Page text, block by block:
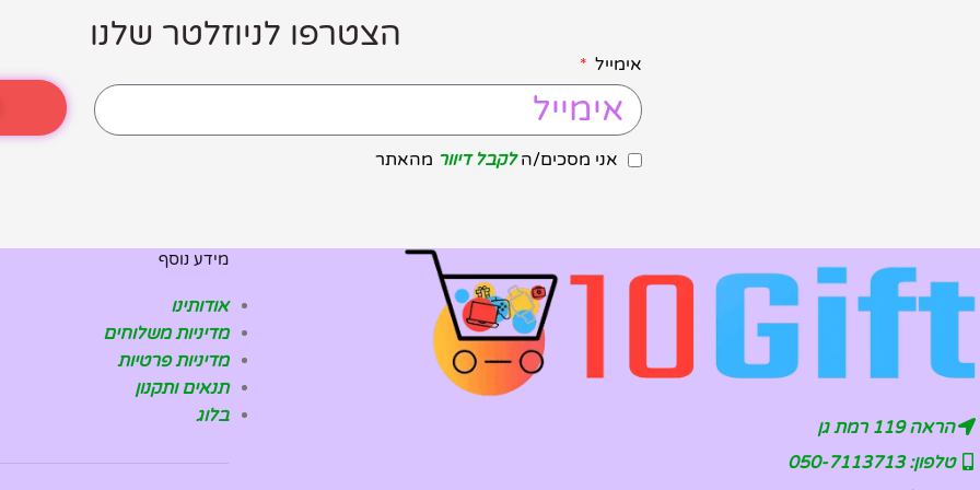
הצטרפו לניוזלטר שלנו
אימייל
אני מסכים/הלקבל דיוור מהאתר
הראה 119 רמת גן
טלפון: 050-7113713
מידע נוסף
אודותינו
מדיניות משלוחים
מדיניות פרטיות
תנאים ותקנון
בלוג